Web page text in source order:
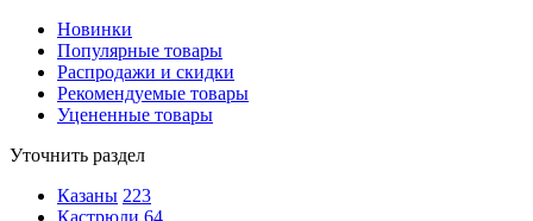
Новинки
Популярные товары
Распродажи и скидки
Рекомендуемые товары
Уцененные товары
Уточнить раздел
Казаны 223
Кастрюли 64